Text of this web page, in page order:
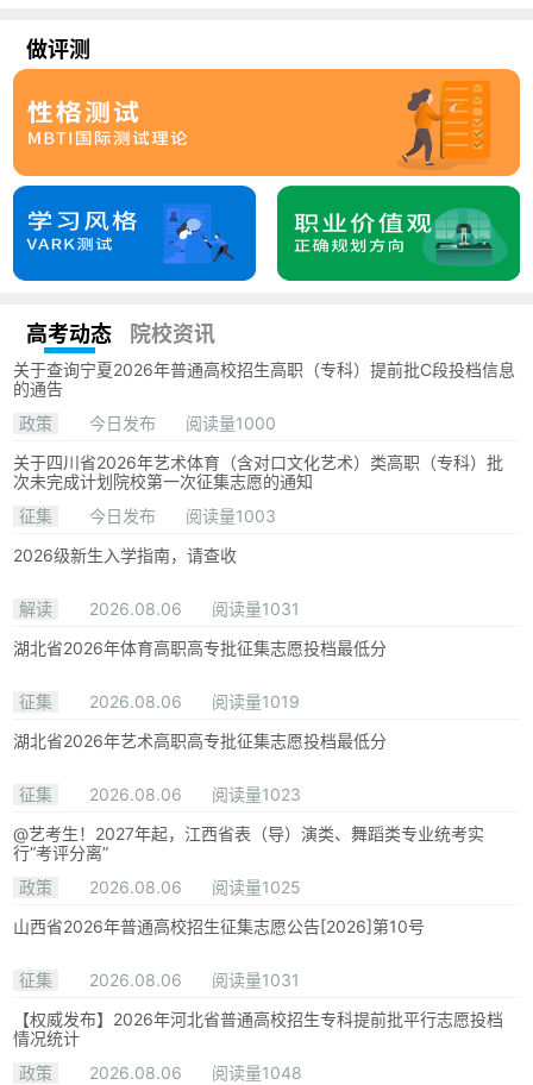
做评测
高考动态 院校资讯
关于查询宁夏2026年普通高校招生高职（专科）提前批C段投档信息
的通告
政策
今日发布
阅读量1000
关于四川省2026年艺术体育（含对口文化艺术）类高职（专科）批
次未完成计划院校第一次征集志愿的通知
征集
今日发布
阅读量1003
2026级新生入学指南，请查收
解读 2026.08.06
阅读量1031
湖北省2026年体育高职高专批征集志愿投档最低分
征集 2026.08.06
阅读量1019
湖北省2026年艺术高职高专批征集志愿投档最低分
征集 2026.08.06
阅读量1023
@艺考生！2027年起，江西省表（导）演类、舞蹈类专业统考实
行“考评分离”
政策
2026.08.06
阅读量1025
山西省2026年普通高校招生征集志愿公告[2026]第10号
征集 2026.08.06
阅读量1031
【权威发布】2026年河北省普通高校招生专科提前批平行志愿投档
情况统计
政策
2026.08.06
阅读量1048